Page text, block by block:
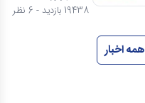
19438 بازدید - 6 نظر
همه اخبار